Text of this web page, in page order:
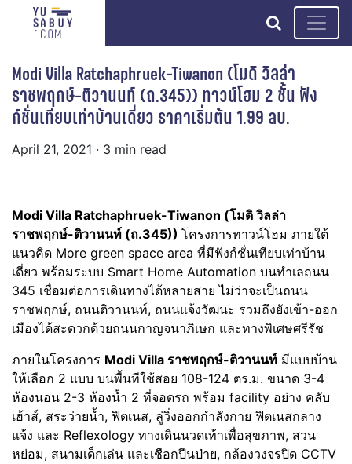
search
Modi Villa Ratchaphruek-Tiwanon (โมดิ วิลล่า
ราชพฤกษ์-ติวานนท์ (ถ.345)) ทาวน์โฮม 2 ชั้น ฟัง
ก์ชั่นเทียบเท่าบ้านเดี่ยว ราคาเริ่มต้น 1.99 ลบ.
April 21, 2021 · 3 min read
Modi Villa Ratchaphruek-Tiwanon (โมดิ วิลล่า
ราชพฤกษ์-ติวานนท์ (ถ.345)) โครงการทาวน์โฮม ภายใต้
แนวคิด More green space area ที่มีฟังก์ชั่นเทียบเท่าบ้าน
เดี่ยว พร้อมระบบ Smart Home Automation บนทำเลถนน
345 เชื่อมต่อการเดินทางได้หลายสาย ไม่ว่าจะเป็นถนน
ราชพฤกษ์, ถนนติวานนท์, ถนนแจ้งวัฒนะ รวมถึงยังเข้า-ออก
เมืองได้สะดวกด้วยถนนกาญจนาภิเษก และทางพิเศษศรีรัช
ภายในโครงการ Modi Villa ราชพฤกษ์-ติวานนท์ มีแบบบ้าน
ให้เลือก 2 แบบ บนพื้นทีใช้สอย 108-124 ตร.ม. ขนาด 3-4
ห้องนอน 2-3 ห้องน้ำ 2 ที่จอดรถ พร้อม facility อย่าง คลับ
เฮ้าส์, สระว่ายน้ำ, ฟิตเนส, ลู่วิ่งออกกำลังกาย ฟิตเนสกลาง
แจ้ง และ Reflexology ทางเดินนวดเท้าเพื่อสุขภาพ, สวน
หย่อม, สนามเด็กเล่น และเชือกปีนป่าย, กล้องวงจรปิด CCTV